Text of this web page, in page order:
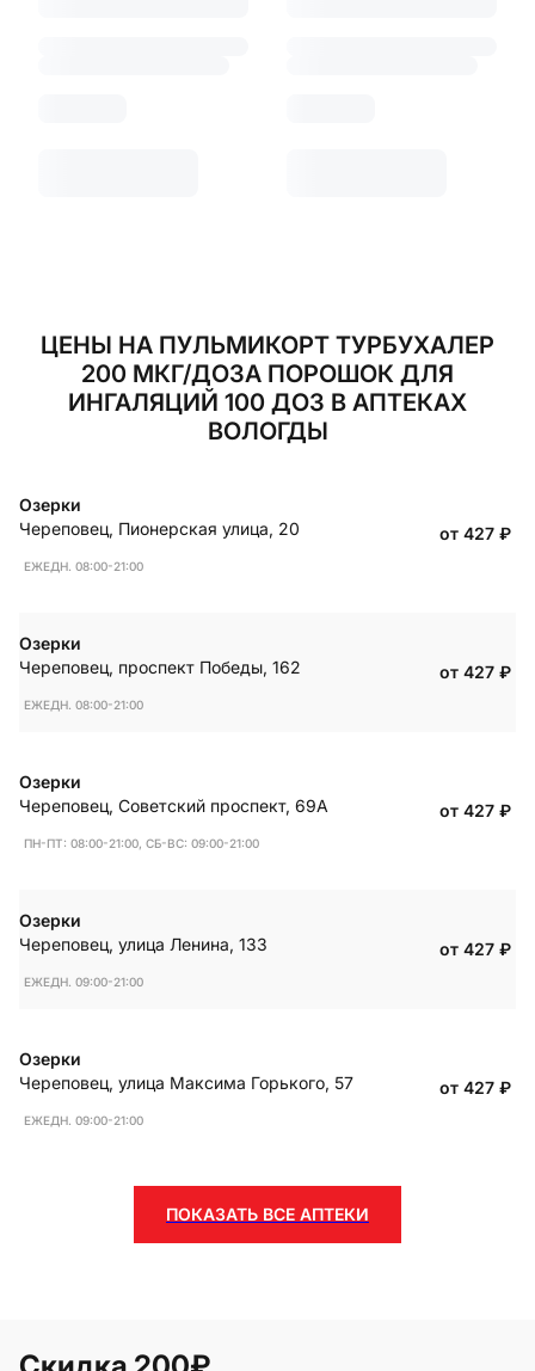
ЦЕНЫ НА ПУЛЬМИКОРТ ТУРБУХАЛЕР
200 МКГ/ДОЗА ПОРОШОК ДЛЯ
ИНГАЛЯЦИЙ 100 ДОЗ В АПТЕКАХ
ВОЛОГДЫ
Озерки
Череповец, Пионерская улица, 20
ЕЖЕДН. 08:00-21:00
от 427 ₽
Озерки
Череповец, проспект Победы, 162
ЕЖЕДН. 08:00-21:00
от 427 ₽
Озерки
Череповец, Советский проспект, 69А
ПН-ПТ: 08:00-21:00, СБ-ВС: 09:00-21:00
от 427 ₽
Озерки
Череповец, улица Ленина, 133
ЕЖЕДН. 09:00-21:00
от 427 ₽
Озерки
Череповец, улица Максима Горького, 57
ЕЖЕДН. 09:00-21:00
от 427 ₽
ПОКАЗАТЬ ВСЕ АПТЕКИ